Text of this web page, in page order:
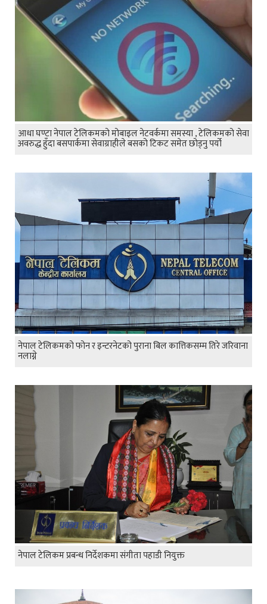
आधा घण्टा नेपाल टेलिकमको मोबाइल नेटवर्कमा समस्या , टेलिकमको सेवा
अवरुद्ध हुँदा बसपार्कमा सेवाग्राहीले बसको टिकट समेत छोड्नु पर्यो
नेपाल टेलिकमको फोन र इन्टरनेटको पुराना बिल कात्तिकसम्म तिरे जरिवाना
नलाग्ने
नेपाल टेलिकम प्रबन्ध निर्देशकमा संगीता पहाडी नियुक्त